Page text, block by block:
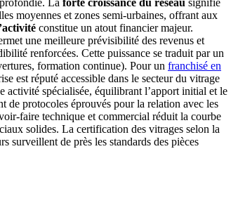
moyennes et zones semi-urbaines, offrant aux
constitue un atout financier majeur.
une meilleure prévisibilité des revenus et
renforcées. Cette puissance se traduit par un
formation continue). Pour un franchisé en
est réputé accessible dans le secteur du vitrage
activité spécialisée, équilibrant l’apport initial et le
de protocoles éprouvés pour la relation avec les
faire technique et commercial réduit la courbe
solides. La certification des vitrages selon la
surveillent de près les standards des pièces